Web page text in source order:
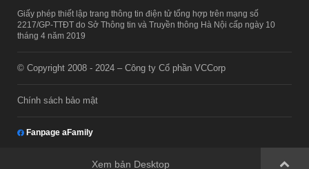
Giấy phép thiết lập trang thông tin điện tử tổng hợp trên mạng số
2217/GP-TTĐT do Sở Thông tin và Truyền thông Hà Nội cấp ngày 10
tháng 4 năm 2019
© Copyright 2008 - 2024 – Công ty Cổ phần VCCorp
Chính sách bảo mật
Fanpage aFamily
Xem bản Desktop